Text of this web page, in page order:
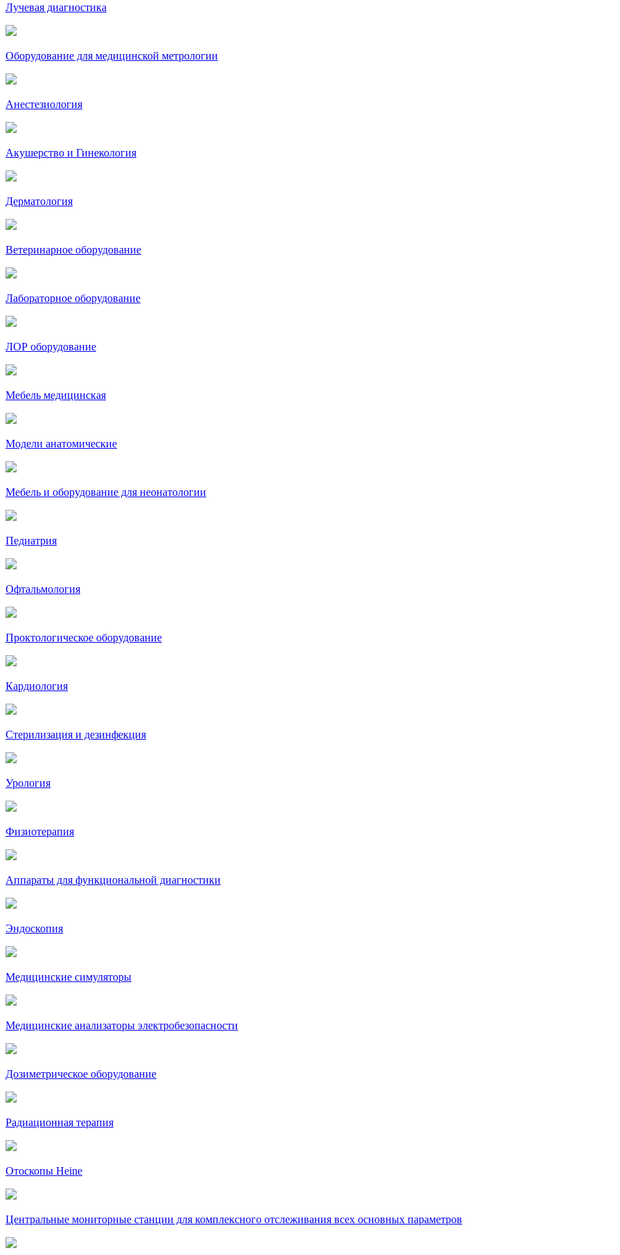
Лучевая диагностика
Оборудование для медицинской метрологии
Анестезиология
Акушерство и Гинекология
Дерматология
Ветеринарное оборудование
Лабораторное оборудование
ЛОР оборудование
Мебель медицинская
Модели анатомические
Мебель и оборудование для неонатологии
Педиатрия
Офтальмология
Проктологическое оборудование
Кардиология
Стерилизация и дезинфекция
Урология
Физиотерапия
Аппараты для функциональной диагностики
Эндоскопия
Медицинские симуляторы
Медицинские анализаторы электробезопасности
Дозиметрическое оборудование
Радиационная терапия
Отоскопы Heine
Центральные мониторные станции для комплексного отслеживания всех основных параметров